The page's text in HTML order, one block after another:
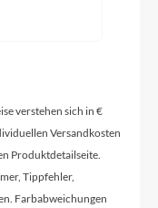
verstehen sich in €
Versandkosten
Produktdetailseite.
Tippfehler,
Farbabweichungen